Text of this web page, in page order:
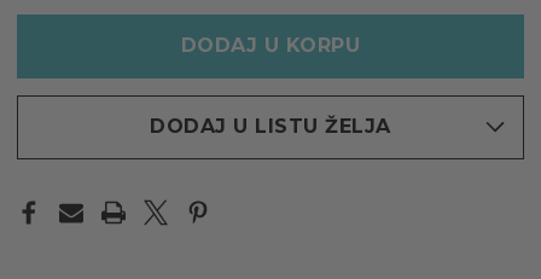
X18
CM,
KOSU,
1,8
X18
CM,
KOM
DODAJ U LISTU ŽELJA